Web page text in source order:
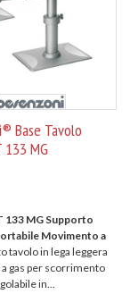
Base Tavolo
MG
133 MG Supporto
Movimento a
tavolo in lega leggera
gas per scorrimento
in...